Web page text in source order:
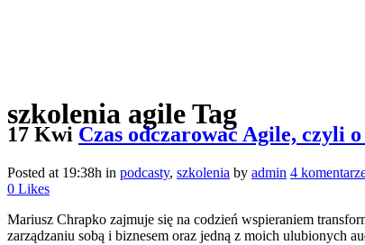
szkolenia agile Tag
17 Kwi Czas odczarować Agile, czyli
Posted at 19:38h in podcasty, szkolenia by admin 4
0 Likes
Mariusz Chrapko zajmuje się na codzień wspieraniem
zarządzaniu sobą i biznesem oraz jedną z moich ulubionych